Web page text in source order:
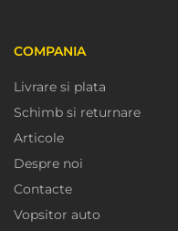
COMPANIA
Livrare si plata
Schimb si returnare
Articole
Despre noi
Contacte
Vopsitor auto